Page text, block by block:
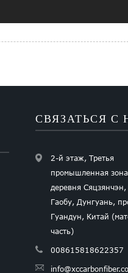
СВЯЗАТЬСЯ С
2-й этаж, Третья
промышленная
деревня Сяцзянчэн,
Гаобу, Дунгуань,
Гуандун, Китай
часть)
008615818622357